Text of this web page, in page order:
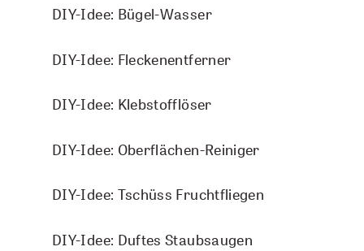
Themenwelten
DIY-Idee: Entspannungs-Raumspray
DIY-Idee: Frauenwohl-Bodylotion
DIY-Idee: Energie-Körperöl
DIY-Idee: Schützender Raumspray
DIY-Idee: Winterzeit-Fussöl
DIY-Idee: Schlaf Gut-Raumspray
DIY-Idee: Bügel-Wasser
DIY-Idee: Fleckenentferner
DIY-Idee: Klebstofflöser
DIY-Idee: Oberflächen-Reiniger
DIY-Idee: Tschüss Fruchtfliegen
DIY-Idee: Duftes Staubsaugen
Frau sein
KIDS
Lebensglück
Räucherwerk
Ruhe
Verstich mein nicht
2 Tropfen Bergamotte Bio
2 Tropfen Kamille römisch Bio
den Riechstift stecken und verschliessen. Bei Bedarf